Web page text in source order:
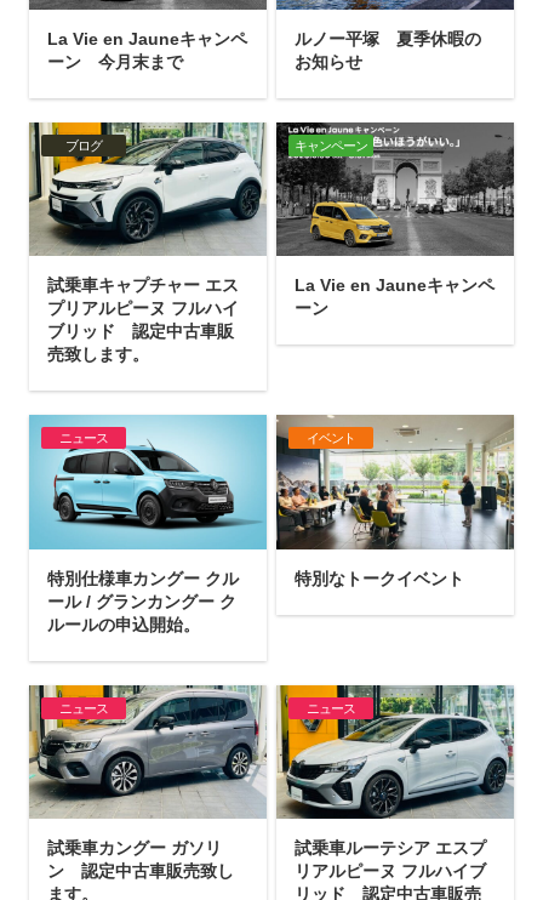
La Vie en Jauneキャンペ
ーン 今月末まで
ルノー平塚 夏季休暇の
お知らせ
ブログ
試乗車キャプチャー エス
プリアルピーヌ フルハイ
ブリッド 認定中古車販
売致します。
キャンペーン
La Vie en Jauneキャンペ
ーン
ニュース
特別仕様車カングー クル
ール / グランカングー ク
ルールの申込開始。
イベント
特別なトークイベント
ニュース
試乗車カングー ガソリ
ン 認定中古車販売致し
ます。
ニュース
試乗車ルーテシア エスプ
リアルピーヌ フルハイブ
リッド 認定中古車販売